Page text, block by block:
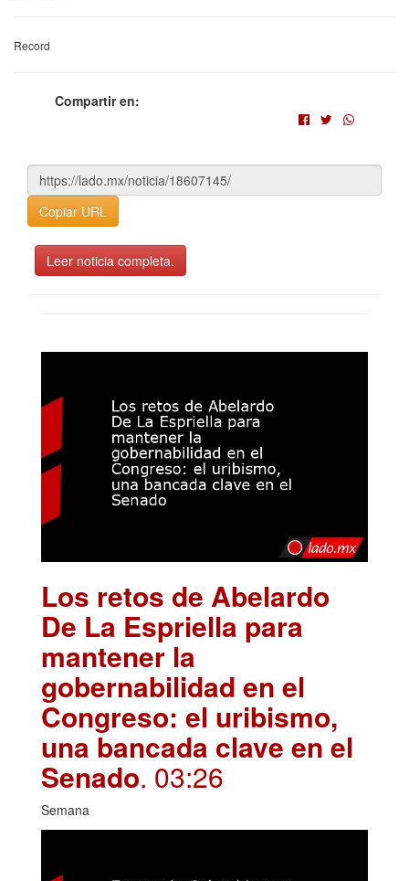
Record
Compartir en:
Copiar URL
Leer noticia completa.
Los retos de Abelardo
De La Espriella para
mantener la
gobernabilidad en el
Congreso: el uribismo,
una bancada clave en el
Senado. 03:26
Semana